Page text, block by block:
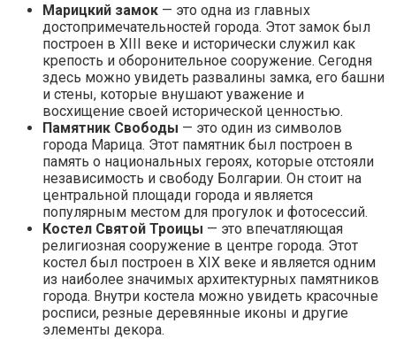
Марицкий замок — это одна из главных
достопримечательностей города. Этот замок был
построен в XIII веке и исторически служил как
крепость и оборонительное сооружение. Сегодня
здесь можно увидеть развалины замка, его башни
и стены, которые внушают уважение и
восхищение своей исторической ценностью.
Памятник Свободы — это один из символов
города Марица. Этот памятник был построен в
память о национальных героях, которые отстояли
независимость и свободу Болгарии. Он стоит на
центральной площади города и является
популярным местом для прогулок и фотосессий.
Костел Святой Троицы — это впечатляющая
религиозная сооружение в центре города. Этот
костел был построен в XIX веке и является одним
из наиболее значимых архитектурных памятников
города. Внутри костела можно увидеть красочные
росписи, резные деревянные иконы и другие
элементы декора.